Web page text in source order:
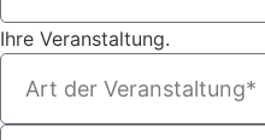
Ihre Veranstaltung.